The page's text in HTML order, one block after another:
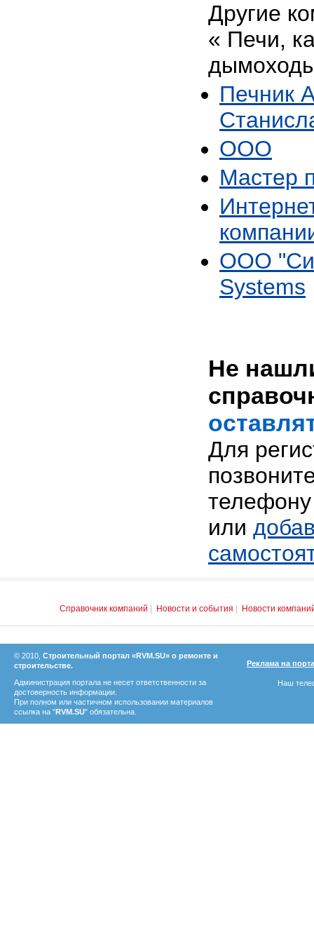
Другие
« Печи,
Печник
ООО
Мастер
ООО
Systems
Не
Для
или
Справочник компаний Новости и события Новости
© 2010, Строительный портал «RVM.SU» о ремонте и
строительстве.
Администрация портала не несет ответственности за
достоверность информации.
При полном или частичном использовании материалов
ссылка на "RVM.SU" обязательна.
Реклама на
Наш